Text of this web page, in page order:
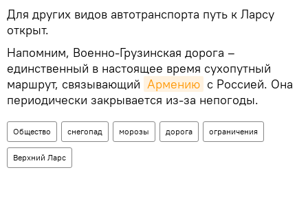
Для других видов автотранспорта путь к Ларсу
открыт.
Напомним, Военно-Грузинская дорога –
единственный в настоящее время сухопутный
маршрут, связывающий Армению с Россией. Она
периодически закрывается из-за непогоды.
Общество снегопад морозы дорога ограничения
Верхний Ларс